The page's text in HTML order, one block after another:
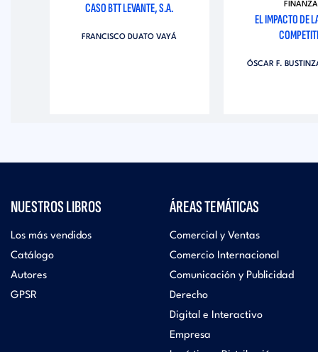
CASO BTT LEVANTE, S.A.
FRANCISCO DUATO VAYÁ
EL IMPACTO DE
ÓSCAR F.
NUESTROS LIBROS
Los más vendidos
Catálogo
Autores
GPSR
ÁREAS TEMÁTICAS
Comercial y Ventas
Comercio Internacional
Comunicación y Publicidad
Derecho
Digital e Interactivo
Empresa